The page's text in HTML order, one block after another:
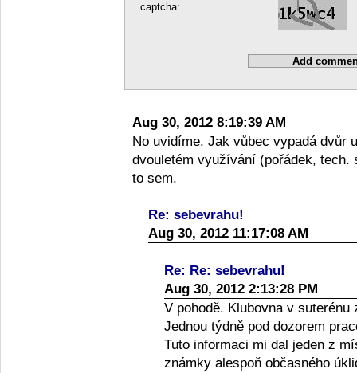
captcha:
Aug 30, 2012 8:19:39 AM
No uvidíme. Jak vůbec vypadá dvůr
dvouletém využívání (pořádek,
to sem.
Re: sebevrahu!
Aug 30, 2012 11:17:08 AM
Re: Re: sebevrahu!
Aug 30, 2012 2:13:28 PM
V pohodě. Klubovna v
Jednou týdně pod dozorem
Tuto informaci mi dal jeden z
známky alespoň občasného